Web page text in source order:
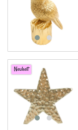
Neuheit